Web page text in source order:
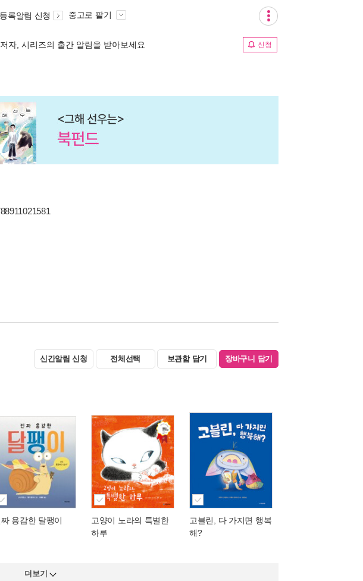
록알림 신청 중고로 팔기
자, 시리즈의 출간 알림을 받아보세요 신청
신간알림 신청 전체선택 보관함 담기 장바구니 담기
용감한 달팽이
고양이 노라의 특별한
하루
고블린, 다 가지면 행복
해?
더보기